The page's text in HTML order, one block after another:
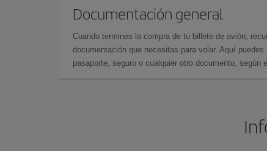
Documentación general
Cuando termines la compra de tu billete de avión,
documentación que necesitas para volar. Aquí
pasaporte, seguro o cualquier otro documento, según